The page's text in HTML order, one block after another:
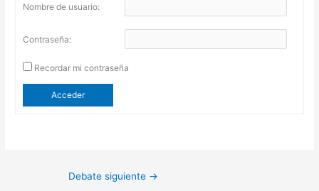
Nombre de usuario:
Contraseña:
Recordar mi contraseña
Acceder
Debate siguiente →